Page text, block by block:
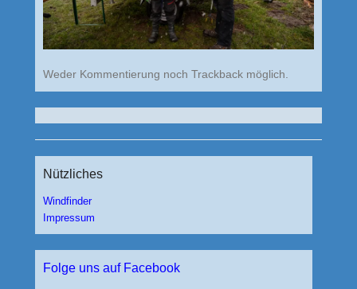
Weder Kommentierung noch Trackback möglich.
Nützliches
Windfinder
Impressum
Folge uns auf Facebook